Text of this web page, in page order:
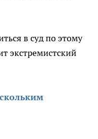
в суд по этому
экстремистский